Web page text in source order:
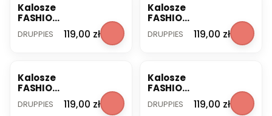
Kalosze
FASHION
BOOT
blue 23
PRODUCENT
DRUPPIES Cena
119,00 zł
Kalosze
FASHION
BOOT
dark
PRODUCENT
DRUPPIES Cena
119,00 zł
Kalosze
FASHION
BOOT
dark
PRODUCENT
DRUPPIES Cena
119,00 zł
Kalosze
FASHION
BOOT
dark
PRODUCENT
DRUPPIES Cena
119,00 zł